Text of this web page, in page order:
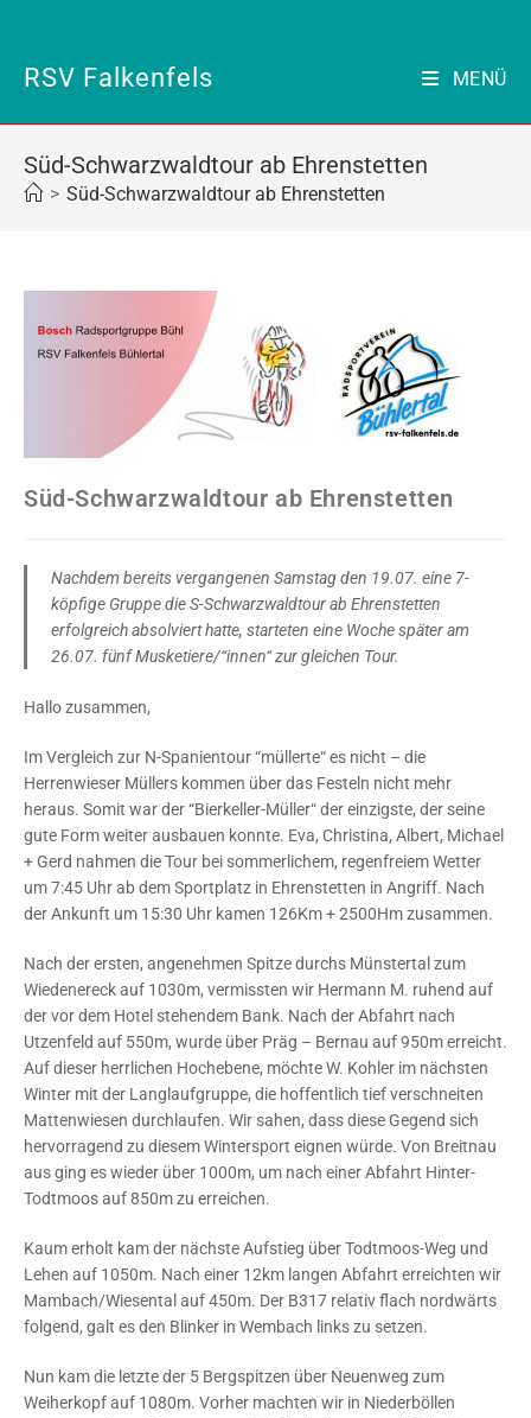
springen
RSV Falkenfels MENÜ
Süd-Schwarzwaldtour ab Ehrenstetten
> Süd-Schwarzwaldtour ab Ehrenstetten
Süd-Schwarzwaldtour ab Ehrenstetten
Nachdem bereits vergangenen Samstag den 19.07. eine 7-
köpfige Gruppe die S-Schwarzwaldtour ab Ehrenstetten
erfolgreich absolviert hatte, starteten eine Woche später am
26.07. fünf Musketiere/“innen“ zur gleichen Tour.
Hallo zusammen,
Im Vergleich zur N-Spanientour “müllerte“ es nicht – die
Herrenwieser Müllers kommen über das Festeln nicht mehr
heraus. Somit war der “Bierkeller-Müller“ der einzigste, der seine
gute Form weiter ausbauen konnte. Eva, Christina, Albert, Michael
+ Gerd nahmen die Tour bei sommerlichem, regenfreiem Wetter
um 7:45 Uhr ab dem Sportplatz in Ehrenstetten in Angriff. Nach
der Ankunft um 15:30 Uhr kamen 126Km + 2500Hm zusammen.
Nach der ersten, angenehmen Spitze durchs Münstertal zum
Wiedenereck auf 1030m, vermissten wir Hermann M. ruhend auf
der vor dem Hotel stehendem Bank. Nach der Abfahrt nach
Utzenfeld auf 550m, wurde über Präg – Bernau auf 950m erreicht.
Auf dieser herrlichen Hochebene, möchte W. Kohler im nächsten
Winter mit der Langlaufgruppe, die hoffentlich tief verschneiten
Mattenwiesen durchlaufen. Wir sahen, dass diese Gegend sich
hervorragend zu diesem Wintersport eignen würde. Von Breitnau
aus ging es wieder über 1000m, um nach einer Abfahrt Hinter-
Todtmoos auf 850m zu erreichen.
Kaum erholt kam der nächste Aufstieg über Todtmoos-Weg und
Lehen auf 1050m. Nach einer 12km langen Abfahrt erreichten wir
Mambach/Wiesental auf 450m. Der B317 relativ flach nordwärts
folgend, galt es den Blinker in Wembach links zu setzen.
Nun kam die letzte der 5 Bergspitzen über Neuenweg zum
Weiherkopf auf 1080m. Vorher machten wir in Niederböllen